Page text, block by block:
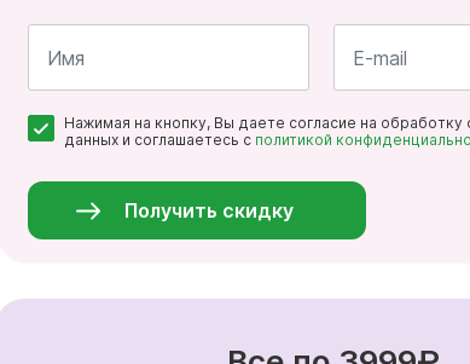
*
*
Нажимая на кнопку, Вы даете согласие на обработку
данных и соглашаетесь с политикой
Получить скидку